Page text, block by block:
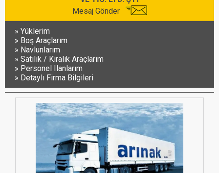
Mesaj Gönder
Yüklerim
Boş Araçlarım
Navlunlarım
Satılık / Kiralık Araçlarım
Personel Ilanlarım
Detaylı Firma Bilgileri